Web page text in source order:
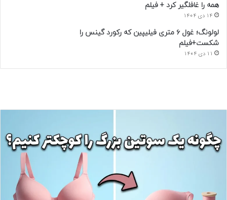
همه را غافلگیر کرد + فیلم
14 دی 1404
لولونگ؛ غول ۶ متری فیلیپین که رکورد گینس را
شکست+فیلم
11 دی 1404